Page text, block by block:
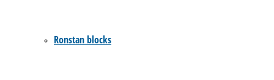
Ronstan blocks